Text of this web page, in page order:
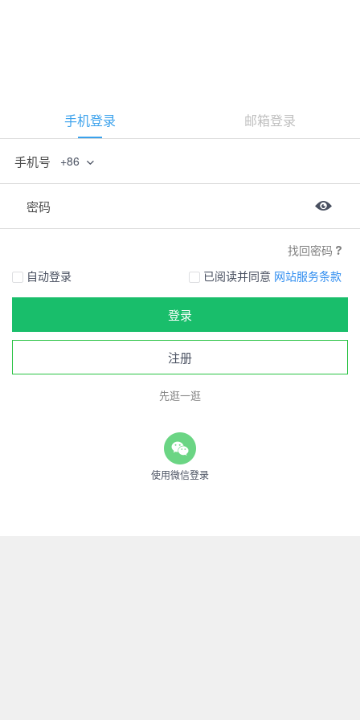
手机登录 邮箱登录
手机号 +86
密码
找回密码
自动登录
已阅读并同意 网站服务条款
登录
注册
先逛一逛
使用微信登录